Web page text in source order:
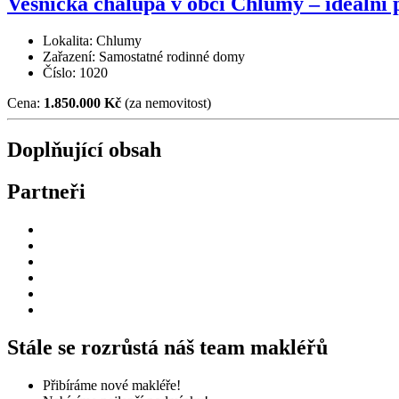
Lokalita: Chlumy
Zařazení: Samostatné rodinné domy
Číslo: 1020
Cena: 1.850.000 Kč (za nemovitost)
Doplňující obsah
Partneři
Stále se rozrůstá náš team makléřů
Přibíráme nové makléře!